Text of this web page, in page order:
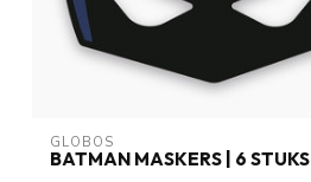
GLOBOS
BATMAN MASKERS | 6 STUKS